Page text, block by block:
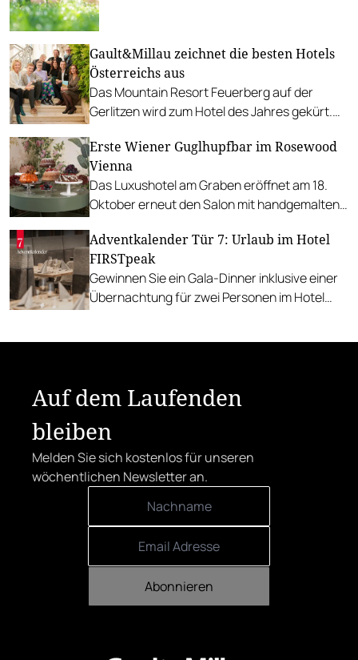
Gault&Millau zeichnet die besten Hotels
Österreichs aus
Das Mountain Resort Feuerberg auf der
Gerlitzen wird zum Hotel des Jahres gekürt.
Erste Wiener Guglhupfbar im Rosewood
Vienna
Das Luxushotel am Graben eröffnet am 18.
Oktober erneut den Salon mit handgemalten
Champagner aus Kristallschalen.
Adventkalender Tür 7: Urlaub im Hotel
FIRSTpeak
Gewinnen Sie ein Gala-Dinner inklusive einer
Übernachtung für zwei Personen im Hotel
Auf dem Laufenden
bleiben
Melden Sie sich kostenlos für unseren
wöchentlichen Newsletter an.
Abonnieren